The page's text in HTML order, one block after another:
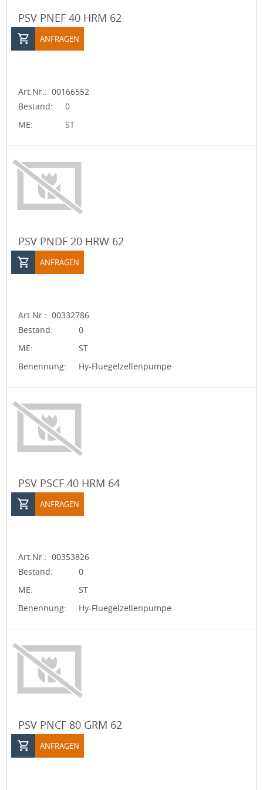
PSV PNEF 40 HRM 62
ANFRAGEN
Art.Nr.: 00166552
Bestand:
0
ME:
ST
PSV PNDF 20 HRW 62
ANFRAGEN
Art.Nr.: 00332786
Bestand:
0
ME:
ST
Benennung:
Hy-Fluegelzellenpumpe
PSV PSCF 40 HRM 64
ANFRAGEN
Art.Nr.: 00353826
Bestand:
0
ME:
ST
Benennung:
Hy-Fluegelzellenpumpe
PSV PNCF 80 GRM 62
ANFRAGEN